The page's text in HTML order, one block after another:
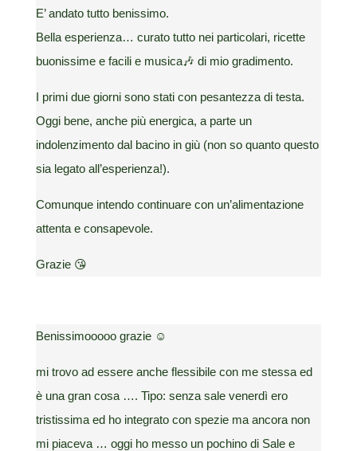
E’ andato tutto benissimo.
Bella esperienza… curato tutto nei particolari, ricette
buonissime e facili e musica🎶 di mio gradimento.
I primi due giorni sono stati con pesantezza di testa.
Oggi bene, anche più energica, a parte un
indolenzimento dal bacino in giù (non so quanto questo
sia legato all’esperienza!).
Comunque intendo continuare con un’alimentazione
attenta e consapevole.
Grazie 😘
Benissimooooo grazie ☺️
mi trovo ad essere anche flessibile con me stessa ed
è una gran cosa …. Tipo: senza sale venerdì ero
tristissima ed ho integrato con spezie ma ancora non
mi piaceva … oggi ho messo un pochino di Sale e